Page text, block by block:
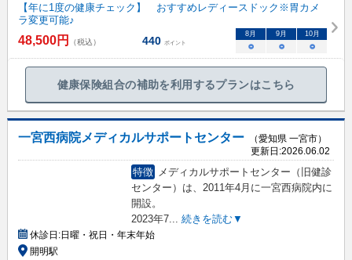
【年に1度の健康チェック】 おすすめレディースドック※胃カメ
ラ変更可能♪
48,500円 （税込） 440 ポイント
8 月 9 月 10月
○ ○ ○
健康保険組合の補助を利用するプランはこちら
一宮西病院メディカルサポートセンター
（愛知県 一宮市）
更新日:2026.06.02
特徴 メディカルサポートセンター（旧健診
センター）は、2011年4月に一宮西病院内に
開設。
2023年7... 続きを読む▼
休診日:日曜・祝日・年末年始
開明駅